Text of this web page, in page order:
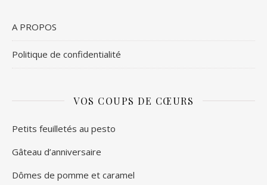
A PROPOS
Politique de confidentialité
VOS COUPS DE CŒURS
Petits feuilletés au pesto
Gâteau d’anniversaire
Dômes de pomme et caramel